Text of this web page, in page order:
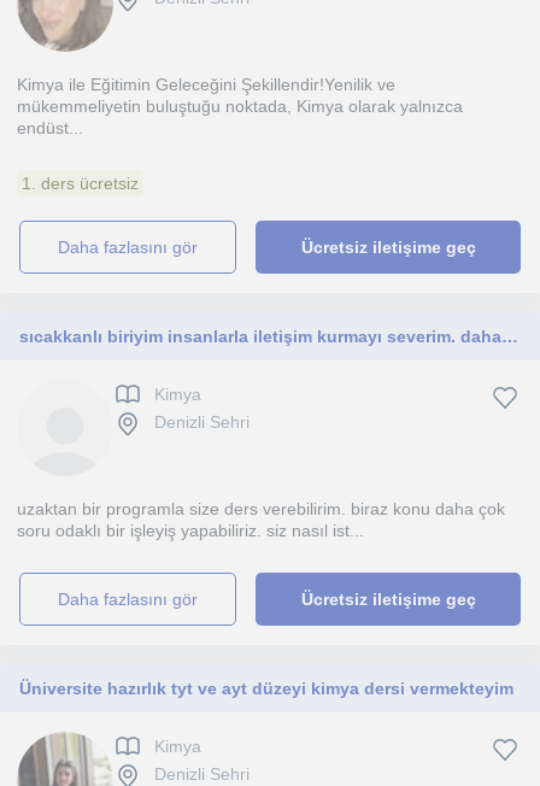
Kimya ile Eğitimin Geleceğini Şekillendir!Yenilik ve
mükemmeliyetin buluştuğu noktada, Kimya olarak yalnızca
endüst...
1. ders ücretsiz
daha fazlasını gör Ücretsiz iletişime geç
sıcakkanlı biriyim insanlarla iletişim kurmayı severim. daha çok lise seviyesine yönelik ders verebilirim
Kimya
Denizli Sehri
uzaktan bir programla size ders verebilirim. biraz konu daha çok
soru odaklı bir işleyiş yapabiliriz. siz nasıl ist...
daha fazlasını gör Ücretsiz iletişime geç
Üniversite hazırlık tyt ve ayt düzeyi kimya dersi vermekteyim
Kimya
Denizli Sehri